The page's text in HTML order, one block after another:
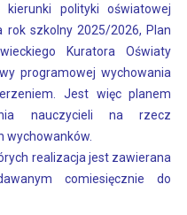
kierunki polityki oświatowej
rok szkolny 2025/2026, Plan
Kuratora Oświaty
programowej wychowania
Jest więc planem
nauczycieli na rzecz
wychowanków.
realizacja jest zawierana
comiesięcznie do